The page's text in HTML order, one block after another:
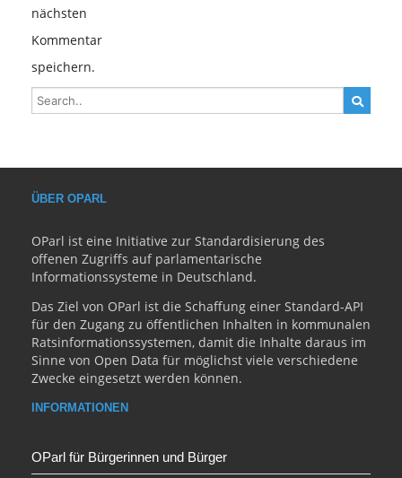
nächsten
Kommentar
speichern.
ÜBER OPARL
OParl ist eine Initiative zur Standardisierung des
offenen Zugriffs auf parlamentarische
Informationssysteme in Deutschland.
Das Ziel von OParl ist die Schaffung einer Standard-API
für den Zugang zu öffentlichen Inhalten in kommunalen
Ratsinformationssystemen, damit die Inhalte daraus im
Sinne von Open Data für möglichst viele verschiedene
Zwecke eingesetzt werden können.
INFORMATIONEN
OParl für Bürgerinnen und Bürger